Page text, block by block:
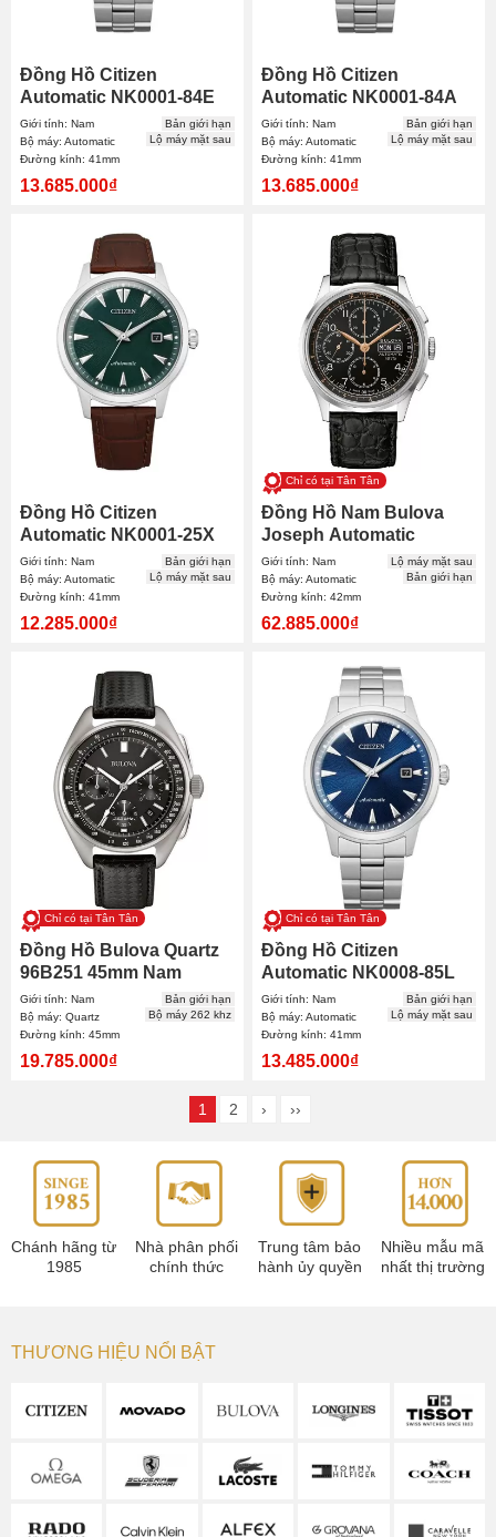
Đồng Hồ Citizen
Automatic NK0001-84E
41mm Nam
Giới tính: Nam
Bộ máy: Automatic
Đường kính: 41mm
Bản giới hạn
Lộ máy mặt sau
13.685.000₫
Đồng Hồ Citizen
Automatic NK0001-84A
41mm Nam
Giới tính: Nam
Bộ máy: Automatic
Đường kính: 41mm
Bản giới hạn
Lộ máy mặt sau
13.685.000₫
Đồng Hồ Citizen
Automatic NK0001-25X
41mm Nam
Giới tính: Nam
Bộ máy: Automatic
Đường kính: 41mm
Bản giới hạn
Lộ máy mặt sau
12.285.000₫
Chỉ có tại Tân Tân
Đồng Hồ Nam Bulova
Joseph Automatic
Chronograph 96C146
42mm
Giới tính: Nam
Bộ máy: Automatic
Đường kính: 42mm
Lộ máy mặt sau
Bản giới hạn
62.885.000₫
Chỉ có tại Tân Tân
Đồng Hồ Bulova Quartz
96B251 45mm Nam
Giới tính: Nam
Bộ máy: Quartz
Đường kính: 45mm
Bản giới hạn
Bộ máy 262 khz
19.785.000₫
Chỉ có tại Tân Tân
Đồng Hồ Citizen
Automatic NK0008-85L
41mm Nam
Giới tính: Nam
Bộ máy: Automatic
Đường kính: 41mm
Bản giới hạn
Lộ máy mặt sau
13.485.000₫
1 2 › ››
Chánh hãng từ
1985
Nhà phân phối
chính thức
Trung tâm bảo
hành ủy quyền
Nhiều mẫu mã
nhất thị trường
THƯƠNG HIỆU NỔI BẬT